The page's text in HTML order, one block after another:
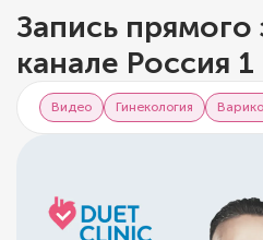
Запись
канале Россия 1
Видео Гинекология